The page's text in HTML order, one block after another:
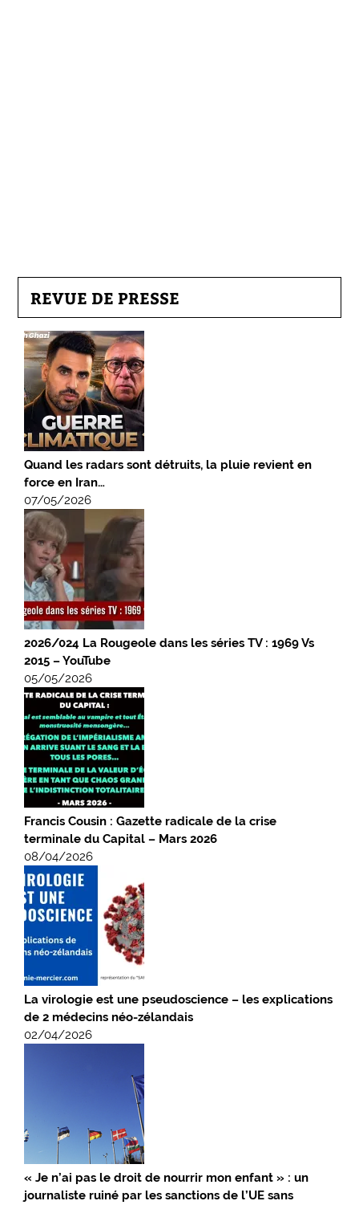
REVUE DE PRESSE
Quand les radars sont détruits, la pluie revient en
force en Iran…
07/05/2026
2026/024 La Rougeole dans les séries TV : 1969 Vs
2015 – YouTube
05/05/2026
Francis Cousin : Gazette radicale de la crise
terminale du Capital – Mars 2026
08/04/2026
La virologie est une pseudoscience – les explications
de 2 médecins néo-zélandais
02/04/2026
« Je n’ai pas le droit de nourrir mon enfant » : un
journaliste ruiné par les sanctions de l’UE sans